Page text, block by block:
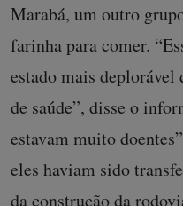
Marabá, um outro
farinha para comer.
estado mais deplorável
de saúde”, disse o
estavam muito
eles haviam sido
da construção da